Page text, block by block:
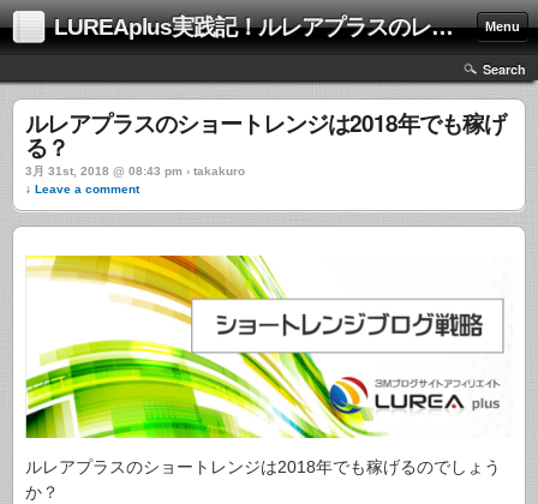
LUREAplus実践記！ルレアプラスのレビューサイト！ Menu
Search
ルレアプラスのショートレンジは2018年でも稼げ
る？
3月 31st, 2018 @ 08:43 pm › takakuro
↓ Leave a comment
ルレアプラスのショートレンジは2018年でも稼げるのでしょう
か？